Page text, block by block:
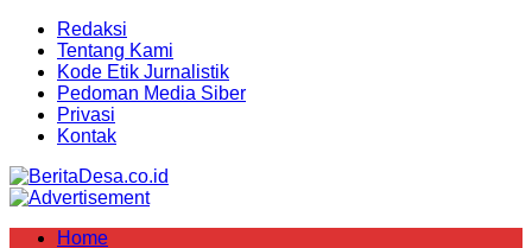
Redaksi
Tentang Kami
Kode Etik Jurnalistik
Pedoman Media Siber
Privasi
Kontak
Home